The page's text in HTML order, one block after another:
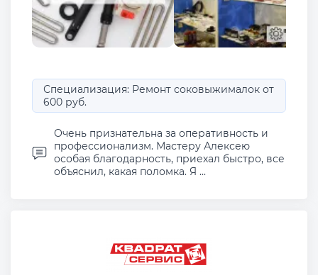
Специализация: Ремонт соковыжималок от
600 руб.
Очень признательна за оперативность и
профессионализм. Мастеру Алексею
особая благодарность, приехал быстро, все
объяснил, какая поломка. Я ...